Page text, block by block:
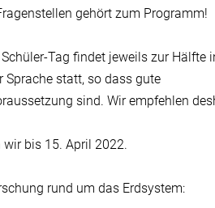
gehört zum Programm!
Tag findet jeweils zur Hälfte
statt, so dass gute
sind. Wir empfehlen
wir bis 15. April 2022.
rund um das Erdsystem: